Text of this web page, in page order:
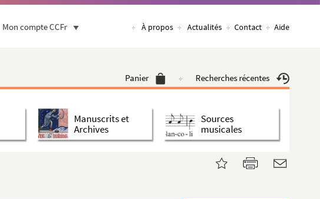
Mon compte CCFr À propos Actualités Contact Aide
Panier Recherches récentes
Manuscrits et
Archives
Sources
musicales